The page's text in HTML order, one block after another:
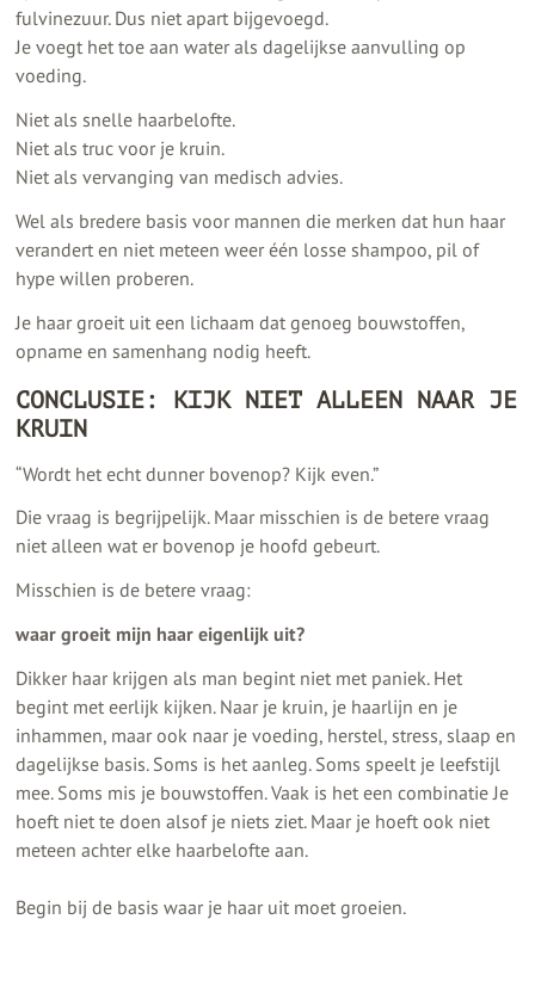
fulvinezuur. Dus niet apart bijgevoegd.
Je voegt het toe aan water als dagelijkse aanvulling op
voeding.
Niet als snelle haarbelofte.
Niet als truc voor je kruin.
Niet als vervanging van medisch advies.
Wel als bredere basis voor mannen die merken dat hun haar
verandert en niet meteen weer één losse shampoo, pil of
hype willen proberen.
Je haar groeit uit een lichaam dat genoeg bouwstoffen,
opname en samenhang nodig heeft.
CONCLUSIE: KIJK NIET ALLEEN NAAR JE
KRUIN
“Wordt het echt dunner bovenop? Kijk even.”
Die vraag is begrijpelijk. Maar misschien is de betere vraag
niet alleen wat er bovenop je hoofd gebeurt.
Misschien is de betere vraag:
waar groeit mijn haar eigenlijk uit?
Dikker haar krijgen als man begint niet met paniek. Het
begint met eerlijk kijken. Naar je kruin, je haarlijn en je
inhammen, maar ook naar je voeding, herstel, stress, slaap en
dagelijkse basis. Soms is het aanleg. Soms speelt je leefstijl
mee. Soms mis je bouwstoffen. Vaak is het een combinatie Je
hoeft niet te doen alsof je niets ziet. Maar je hoeft ook niet
meteen achter elke haarbelofte aan.
Begin bij de basis waar je haar uit moet groeien.